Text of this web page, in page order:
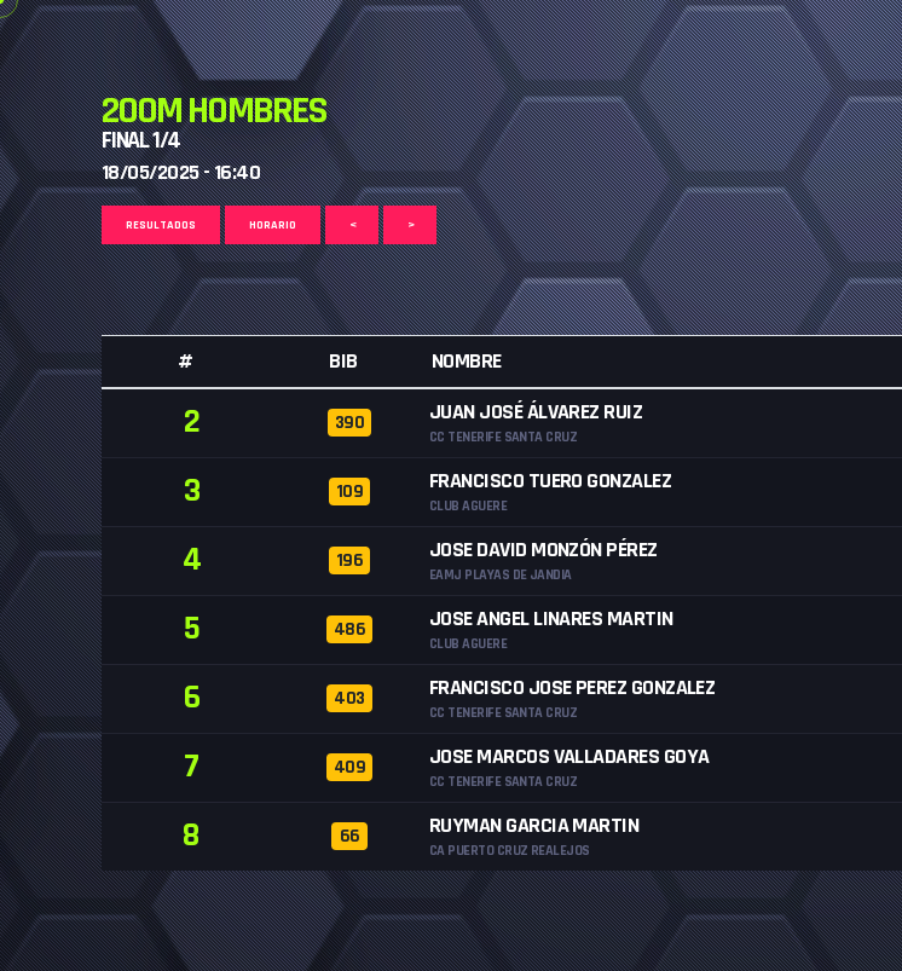
200M HOMBRES
FINAL 1/4
18/05/2025 - 16:40
RESULTADOS HORARIO < >
# BIB NOMBRE
2 390 JUAN JOSÉ ÁLVAREZ RUIZ
CC TENERIFE SANTA CRUZ
3 109 FRANCISCO TUERO GONZALEZ
CLUB AGUERE
4 196 JOSE DAVID MONZÓN PÉREZ
EAMJ PLAYAS DE JANDIA
5 486 JOSE ANGEL LINARES MARTIN
CLUB AGUERE
6 403 FRANCISCO JOSE PEREZ GONZALEZ
CC TENERIFE SANTA CRUZ
7 409 JOSE MARCOS VALLADARES GOYA
CC TENERIFE SANTA CRUZ
8 66 RUYMAN GARCIA MARTIN
CA PUERTO CRUZ REALEJOS